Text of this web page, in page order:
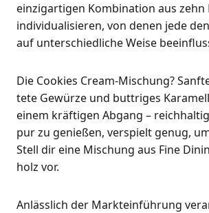
ein­zig­ar­ti­gen Kom­bi­na­ti­on aus zehn
indi­vi­dua­li­sie­ren, von denen jede
auf unter­schied­li­che Wei­se
Die Coo­kies Cream-Mischung?
te­te Gewür­ze und but­t­ri­ges
einem kräf­ti­gen Abgang –
pur zu genie­ßen, ver­spielt genug,
Stell dir eine Mischung aus Fine
holz vor.
Anläss­lich der Markt­ein­füh­rung